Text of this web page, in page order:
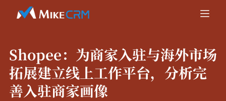
Shopee： 为商家入驻与海外市场
拓展建立线上工作平台，分析完
善入驻商家画像